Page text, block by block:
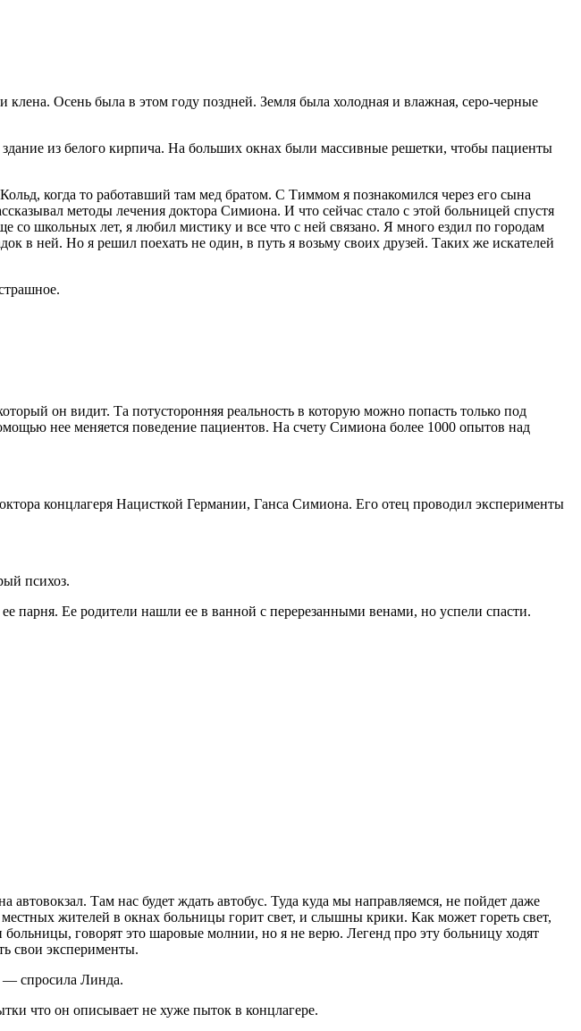
Осень была в этом году поздней. Земля была холодная и влажная, серо-черные
из белого кирпича. На больших окнах были массивные решетки, чтобы пациенты
когда то работавший там мед братом. С Тиммом я познакомился через его сына
методы лечения доктора Симиона. И что сейчас стало с этой больницей спустя
со школьных лет, я любил мистику и все что с ней связано. Я много ездил по городам
в ней. Но я решил поехать не один, в путь я возьму своих друзей. Таких же искателей
он видит. Та потусторонняя реальность в которую можно попасть только под
нее меняется поведение пациентов. На счету Симиона более 1000 опытов над
концлагеря Нацисткой Германии, Ганса Симиона. Его отец проводил эксперименты
психоз.
парня. Ее родители нашли ее в ванной с перерезанными венами, но успели спасти.
Там нас будет ждать автобус. Туда куда мы направляемся, не пойдет даже
жителей в окнах больницы горит свет, и слышны крики. Как может гореть свет,
говорят это шаровые молнии, но я не верю. Легенд про эту больницу ходят
свои эксперименты.
— спросила Линда.
что он описывает не хуже пыток в концлагере.